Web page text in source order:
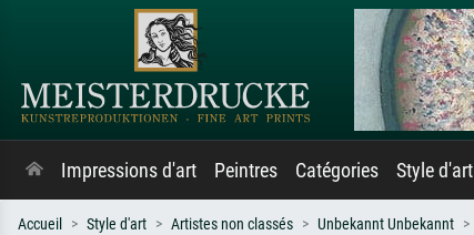
Impressions d'art Peintres Catégories Style d'art
Accueil Style d'art Artistes non classés Unbekannt Unbekannt